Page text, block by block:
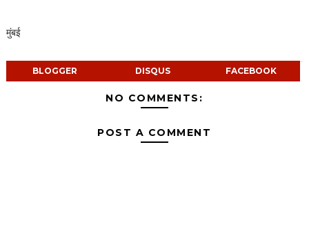
मुंबई
BLOGGER DISQUS FACEBOOK
NO COMMENTS:
POST A COMMENT